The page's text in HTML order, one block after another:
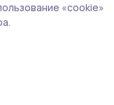
«cookie»